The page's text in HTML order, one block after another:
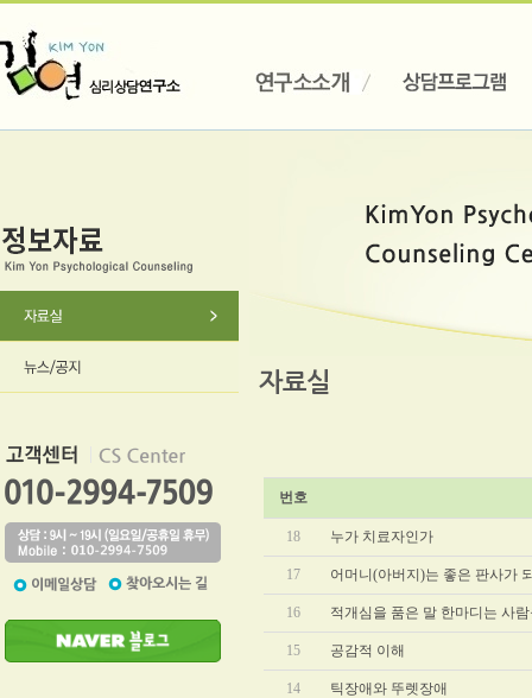
자료실
번호
18 누가 치료자인가
17 어머니(아버지)는 좋은 판사가
16 적개심을 품은 말 한마디는 사
15 공감적 이해
14 틱장애와 뚜렛장애